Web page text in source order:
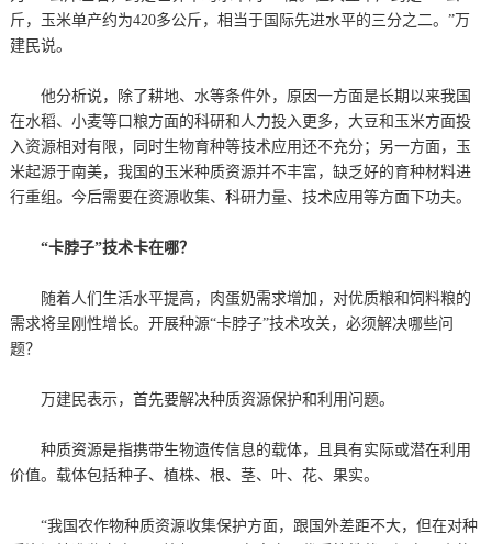
斤，玉米单产约为420多公斤，相当于国际先进水平的三分之二。”万
建民说。
他分析说，除了耕地、水等条件外，原因一方面是长期以来我国
在水稻、小麦等口粮方面的科研和人力投入更多，大豆和玉米方面投
入资源相对有限，同时生物育种等技术应用还不充分；另一方面，玉
米起源于南美，我国的玉米种质资源并不丰富，缺乏好的育种材料进
行重组。今后需要在资源收集、科研力量、技术应用等方面下功夫。
“卡脖子”技术卡在哪？
随着人们生活水平提高，肉蛋奶需求增加，对优质粮和饲料粮的
需求将呈刚性增长。开展种源“卡脖子”技术攻关，必须解决哪些问
题？
万建民表示，首先要解决种质资源保护和利用问题。
种质资源是指携带生物遗传信息的载体，且具有实际或潜在利用
价值。载体包括种子、植株、根、茎、叶、花、果实。
“我国农作物种质资源收集保护方面，跟国外差距不大，但在对种